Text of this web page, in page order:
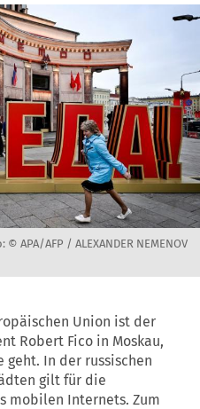
© APA/AFP / ALEXANDER NEMENOV
Union ist der
Robert Fico in Moskau,
geht. In der russischen
gilt für die
mobilen Internets. Zum